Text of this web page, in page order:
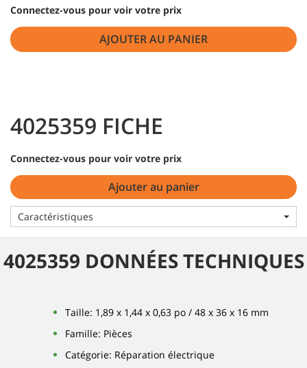
Connectez-vous pour voir votre prix
AJOUTER AU PANIER
4025359 FICHE
Connectez-vous pour voir votre prix
Ajouter au panier
Caractéristiques
4025359 DONNÉES TECHNIQUES
Taille: 1,89 x 1,44 x 0,63 po / 48 x 36 x 16 mm
Famille: Pièces
Catégorie: Réparation électrique